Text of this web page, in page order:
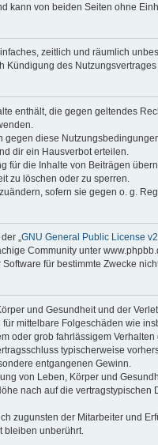
kann von beiden Seiten ohne
zeitlich und räumlich
Kündigung des
enthält, die gegen geltendes
gegen diese
dir ein Hausverbot erteilen.
für die Inhalte von Beiträgen
zu löschen oder zu sperren.
sofern sie gegen o. g.
„GNU General Public License v2
Community unter
für bestimmte Zwecke
und Gesundheit und der
mittelbare Folgeschäden wie
oder grob fahrlässigem
typischerweise
entgangenen Gewinn.
von Leben, Körper und
nach auf die
zugunsten der Mitarbeiter und
bleiben unberührt.